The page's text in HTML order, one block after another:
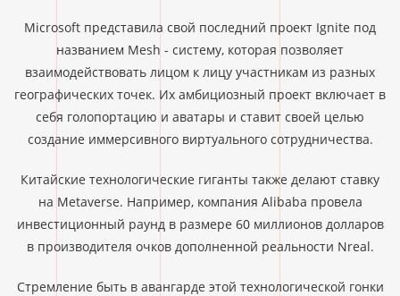
Microsoft представила свой последний проект Ignite под
названием Mesh - систему, которая позволяет
взаимодействовать лицом к лицу участникам из разных
географических точек. Их амбициозный проект включает в
себя голопортацию и аватары и ставит своей целью
создание иммерсивного виртуального сотрудничества.
Китайские технологические гиганты также делают ставку
на Metaverse. Например, компания Alibaba провела
инвестиционный раунд в размере 60 миллионов долларов
в производителя очков дополненной реальности Nreal.
Стремление быть в авангарде этой технологической гонки